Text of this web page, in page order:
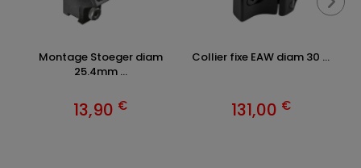
Montage Stoeger diam
25.4mm ...
13,90 €
Collier fixe EAW diam 30 ...
131,00 €